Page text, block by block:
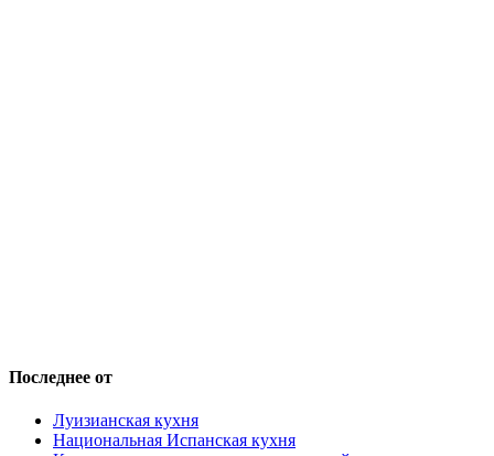
Последнее от
Луизианская кухня
Национальная Испанская кухня